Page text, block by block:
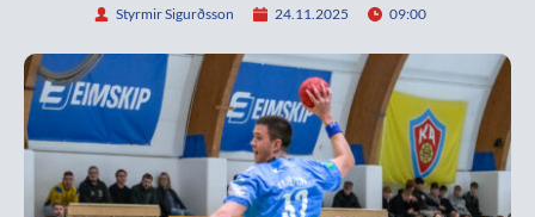
Styrmir Sigurðsson 24.11.2025 09:00